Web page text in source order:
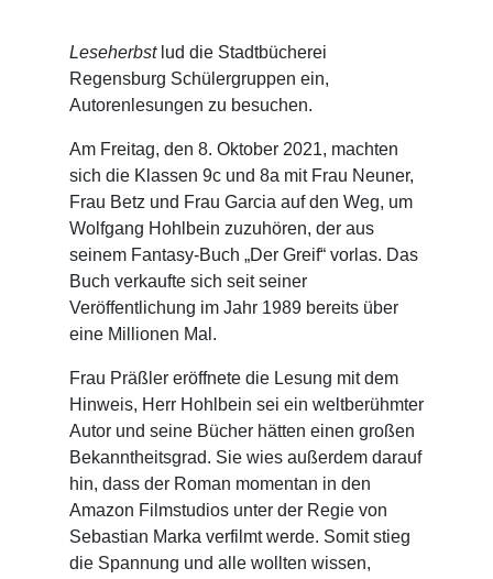
Leseherbstlud die Stadtbücherei
Regensburg Schülergruppen ein,
Autorenlesungen zu besuchen.
Am Freitag, den 8. Oktober 2021, machten
sich die Klassen 9c und 8a mit Frau Neuner,
Frau Betz und Frau Garcia auf den Weg, um
Wolfgang Hohlbein zuzuhören, der aus
seinem Fantasy-Buch „Der Greif“ vorlas. Das
Buch verkaufte sich seit seiner
Veröffentlichung im Jahr 1989 bereits über
eine Millionen Mal.
Frau Präßler eröffnete die Lesung mit dem
Hinweis, Herr Hohlbein sei ein weltberühmter
Autor und seine Bücher hätten einen großen
Bekanntheitsgrad. Sie wies außerdem darauf
hin, dass der Roman momentan in den
Amazon Filmstudios unter der Regie von
Sebastian Marka verfilmt werde. Somit stieg
die Spannung und alle wollten wissen,